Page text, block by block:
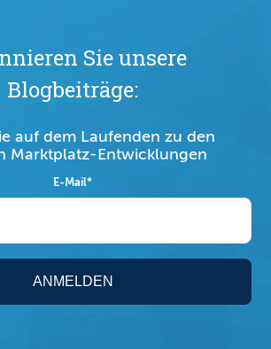
Sie unsere
Blogbeiträge:
auf dem Laufenden zu den
Marktplatz-Entwicklungen
E-Mail*